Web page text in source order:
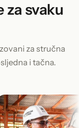
za svaku
za stručna
i tačna.